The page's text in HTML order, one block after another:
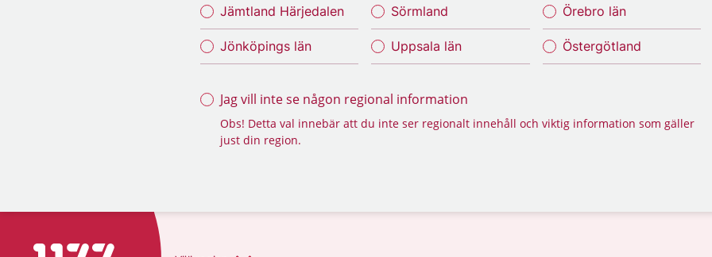
Jämtland Härjedalen
Jönköpings län
Sörmland
Uppsala län
Örebro län
Östergötland
Jag vill inte se någon regional information
Obs! Detta val innebär att du inte ser regionalt innehåll och viktig information som gäller
just din region.
Till startsidan för 1177